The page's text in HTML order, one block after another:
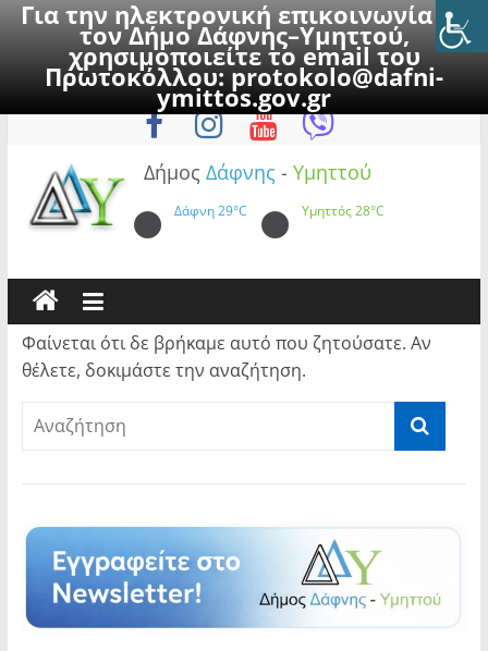
Για την ηλεκτρονική επικοινωνία με
τον Δήμο Δάφνης–Υμηττού,
χρησιμοποιείτε το email του
Πρωτοκόλλου:protokolo@dafni-
ymittos.gov.gr
to
Παρασκευή, 7 Αυγούστου 2026
Δήμος Δάφνης - Υμηττού
Δάφνη29°C Υμηττός28°C
Φαίνεται ότι δε βρήκαμε αυτό που ζητούσατε. Αν
θέλετε, δοκιμάστε την αναζήτηση.